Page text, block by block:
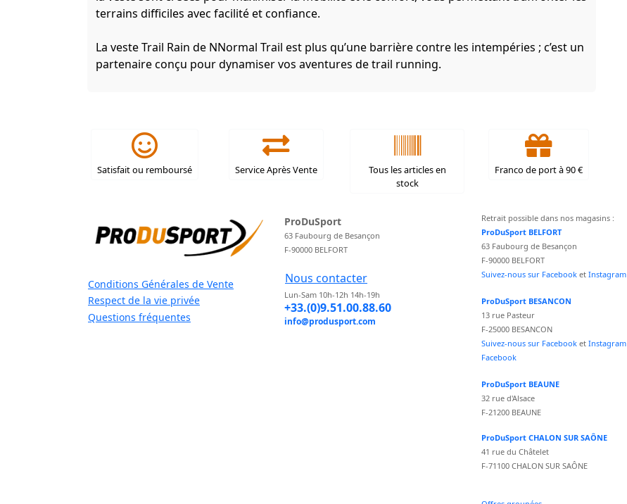
terrains difficiles avec facilité et confiance.
La veste Trail Rain de NNormal Trail est plus qu’une barrière contre les intempéries ; c’est un
partenaire conçu pour dynamiser vos aventures de trail running.
Satisfait ou remboursé Service Après Vente
Tous les articles en
stock
Franco de port à 90 €
Conditions Générales de Vente
Respect de la vie privée
Questions fréquentes
ProDuSport
63 Faubourg de Besançon
F-90000 BELFORT
Nous contacter
Lun-Sam 10h-12h 14h-19h
+33.(0)9.51.00.88.60
info@produsport.com
Retrait possible dans nos magasins :
ProDuSport BELFORT
63 Faubourg de Besançon
F-90000 BELFORT
Suivez-nous sur Facebook et Instagram
ProDuSport BESANCON
13 rue Pasteur
F-25000 BESANCON
Suivez-nous sur Facebook et Instagram
Facebook
ProDuSport BEAUNE
32 rue d'Alsace
F-21200 BEAUNE
ProDuSport CHALON SUR SAÔNE
41 rue du Châtelet
F-71100 CHALON SUR SAÔNE